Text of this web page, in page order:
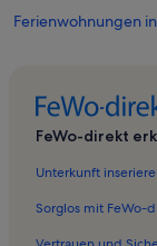
Ferienwohnungen
Ferienwohnungen
Ferienwohnungen
FeWo-direkt
Unterkunft
Sorglos mit FeWo-